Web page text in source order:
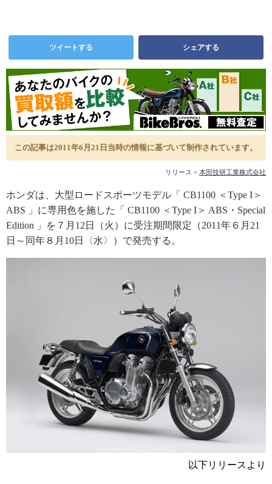
ツイートする シェアする
この記事は2011年6月21日当時の情報に基づいて制作されています。
リリース = 本田技研工業株式会社
ホンダは、大型ロードスポーツモデル「 CB1100 ＜Type I＞
ABS 」に専用色を施した「 CB1100 ＜Type I＞ ABS・Special
Edition 」を７月12日（火）に受注期間限定（2011年６月21
日～同年８月10日〈水〉）で発売する。
以下リリースより